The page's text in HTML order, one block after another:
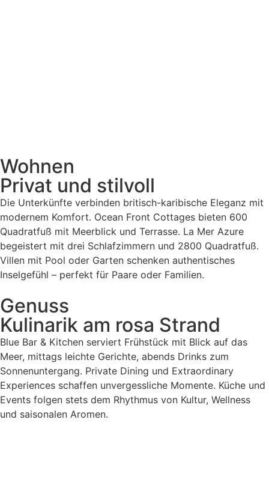
Wohnen
Privat und stilvoll
Die Unterkünfte verbinden britisch-karibische Eleganz mit
modernem Komfort. Ocean Front Cottages bieten 600
Quadratfuß mit Meerblick und Terrasse. La Mer Azure
begeistert mit drei Schlafzimmern und 2800 Quadratfuß.
Villen mit Pool oder Garten schenken authentisches
Inselgefühl – perfekt für Paare oder Familien.
Genuss
Kulinarik am rosa Strand
Blue Bar & Kitchen serviert Frühstück mit Blick auf das
Meer, mittags leichte Gerichte, abends Drinks zum
Sonnenuntergang. Private Dining und Extraordinary
Experiences schaffen unvergessliche Momente. Küche und
Events folgen stets dem Rhythmus von Kultur, Wellness
und saisonalen Aromen.